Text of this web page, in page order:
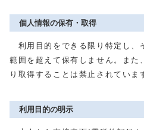
個人情報の保有・取得
利用目的をできる限り特定し、
範囲を超えて保有しません。また
り取得することは禁止されていま
利用目的の明示